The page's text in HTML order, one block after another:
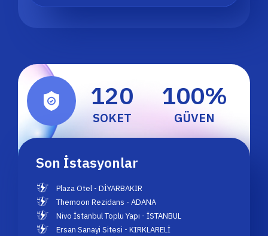
SOKET
120
GÜVEN
100%
Son İstasyonlar
Plaza Otel - DİYARBAKIR
Themoon Rezidans - ADANA
Nivo İstanbul Toplu Yapı - İSTANBUL
Ersan Sanayi Sitesi - KIRKLARELİ